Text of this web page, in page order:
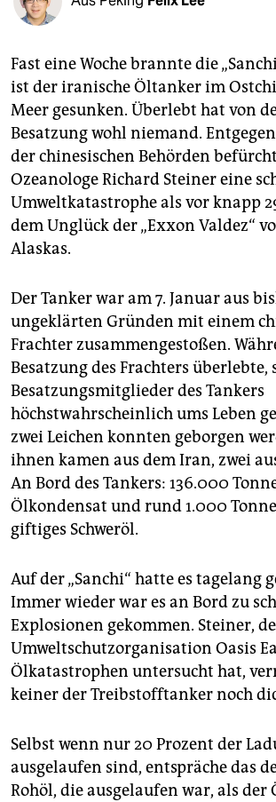
shop
unterstützen
abo
genossenschaft
epaper login
Fast eine Woche brannte die
ist der iranische Öltanker im
Meer gesunken. Überlebt hat von
Besatzung wohl niemand.
der chinesischen Behörden
Ozeanologe Richard Steiner eine
Umweltkatastrophe als vor knapp
dem Unglück der „Exxon Valdez“
Alaskas.
Der Tanker war am 7. Januar aus
ungeklärten Gründen mit einem
Frachter zusammengestoßen.
Besatzung des Frachters überlebte,
Besatzungsmitglieder des Tankers
höchstwahrscheinlich ums Leben
zwei Leichen konnten geborgen
ihnen kamen aus dem Iran, zwei
An Bord des Tankers: 136.000
Ölkondensat und rund 1.000
giftiges Schweröl.
Auf der „Sanchi“ hatte es tagelang
Immer wieder war es an Bord zu
Explosionen gekommen. Steiner,
Umweltschutzorganisation Oasis
Ölkatastrophen untersucht hat,
keiner der Treibstofftanker noch
Selbst wenn nur 20 Prozent der
ausgelaufen sind, entspräche das
Rohöl, die ausgelaufen war, als der